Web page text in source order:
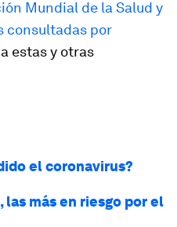
Mundial de la Salud y
consultadas por
estas y otras
el coronavirus?
las más en riesgo por el